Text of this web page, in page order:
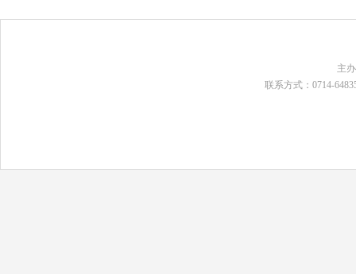
主
联系方式：0714-